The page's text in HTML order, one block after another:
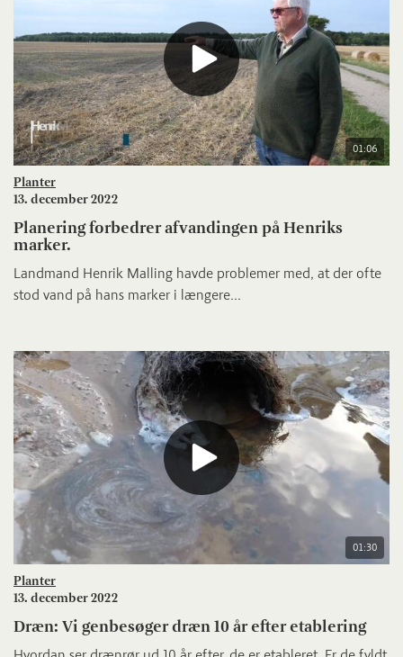
01:06
Planter
13. december 2022
Planering forbedrer afvandingen på Henriks
marker.
Landmand Henrik Malling havde problemer med, at der ofte
stod vand på hans marker i længere...
01:30
Planter
13. december 2022
Dræn: Vi genbesøger dræn 10 år efter etablering